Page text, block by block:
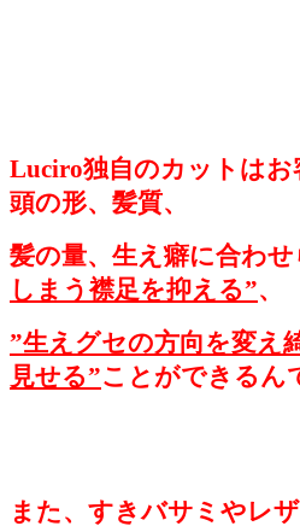
Luciro独自のカットはお
頭の形、髪質、
髪の量、生え癖に合わ
しまう襟足を抑える”、
”生えグセの方向を変え
見せる”ことができるん
また、すきバサミやレ